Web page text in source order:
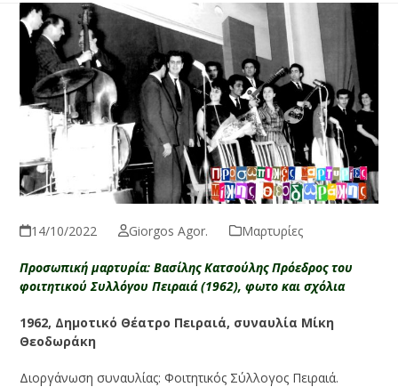
14/10/2022 Giorgos Agor. Μαρτυρίες
Προσωπική μαρτυρία: Βασίλης Κατσούλης Πρόεδρος του
φοιτητικού Συλλόγου Πειραιά (1962), φωτο και σχόλια
1962, Δημοτικό Θέατρο Πειραιά, συναυλία Μίκη
Θεοδωράκη
Διοργάνωση συναυλίας: Φοιτητικός Σύλλογος Πειραιά.